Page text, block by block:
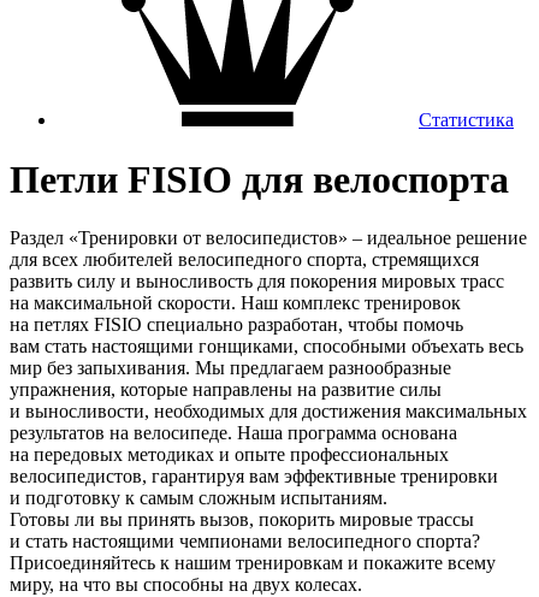
Статистика
Петли FISIO для велоспорта
Раздел «Тренировки от велосипедистов» – идеальное решение
для всех любителей велосипедного спорта, стремящихся
развить силу и выносливость для покорения мировых трасс
на максимальной скорости. Наш комплекс тренировок
на петлях FISIO специально разработан, чтобы помочь
вам стать настоящими гонщиками, способными объехать весь
мир без запыхивания. Мы предлагаем разнообразные
упражнения, которые направлены на развитие силы
и выносливости, необходимых для достижения максимальных
результатов на велосипеде. Наша программа основана
на передовых методиках и опыте профессиональных
велосипедистов, гарантируя вам эффективные тренировки
и подготовку к самым сложным испытаниям.
Готовы ли вы принять вызов, покорить мировые трассы
и стать настоящими чемпионами велосипедного спорта?
Присоединяйтесь к нашим тренировкам и покажите всему
миру, на что вы способны на двух колесах.